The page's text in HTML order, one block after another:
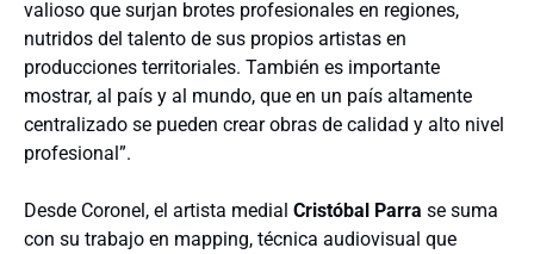
valioso que surjan brotes profesionales en regiones,
nutridos del talento de sus propios artistas en
producciones territoriales. También es importante
mostrar, al país y al mundo, que en un país altamente
centralizado se pueden crear obras de calidad y alto nivel
profesional”.
Desde Coronel, el artista medial Cristóbal Parra se suma
con su trabajo en mapping, técnica audiovisual que